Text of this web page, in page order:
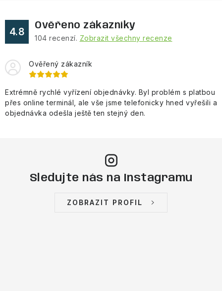
4.8
Ověřeno zákazníky
104 recenzí. Zobrazit všechny recenze
Ověřený zákazník
Extrémně rychlé vyřízení objednávky. Byl problém s platbou
přes online terminál, ale vše jsme telefonicky hned vyřešili a
objednávka odešla ještě ten stejný den.
Sledujte nás na Instagramu
ZOBRAZIT PROFIL